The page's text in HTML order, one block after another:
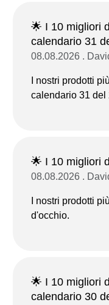
🌟 I 10 migliori
calendario 31
08.08.2026 .
I nostri prodotti
calendario 31 del
🌟 I 10 migliori
08.08.2026 .
I nostri prodotti
d'occhio.
🌟 I 10 migliori
calendario 30